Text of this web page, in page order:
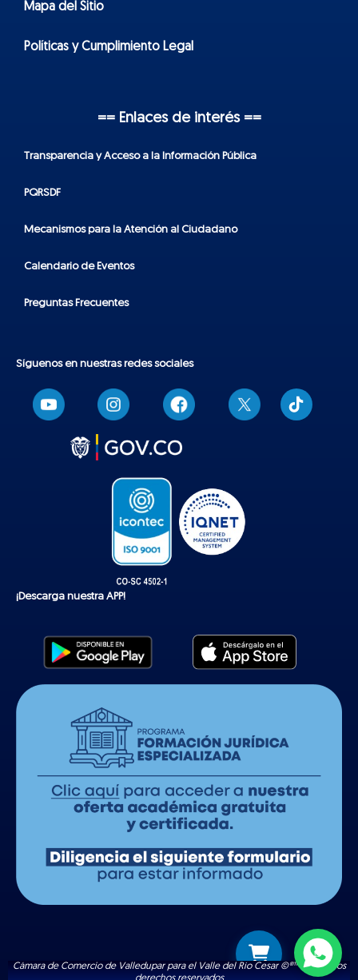
Mapa del Sitio
Políticas y Cumplimiento Legal
== Enlaces de interés ==
Transparencia y Acceso a la Información Pública
PQRSDF
Mecanismos para la Atención al Ciudadano
Calendario de Eventos
Preguntas Frecuentes
Síguenos en nuestras redes sociales
T
i
k
¡Descarga nuestra APP!
Cámara de Comercio de Valledupar para el Valle del Río Cesar ©®™ | Todos los